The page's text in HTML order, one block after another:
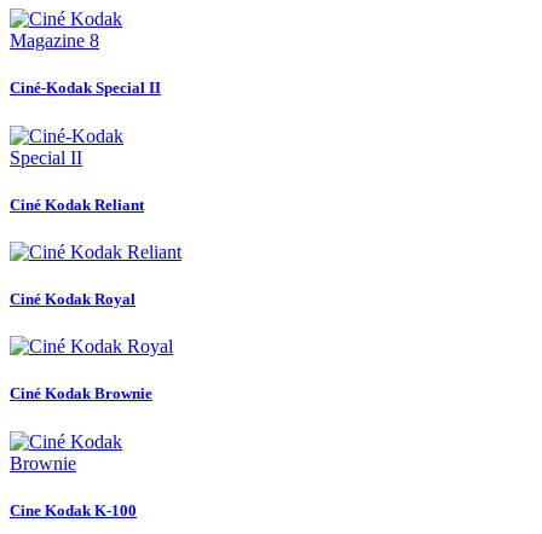
Ciné-Kodak Special II
Ciné Kodak Reliant
Ciné Kodak Royal
Ciné Kodak Brownie
Cine Kodak K-100